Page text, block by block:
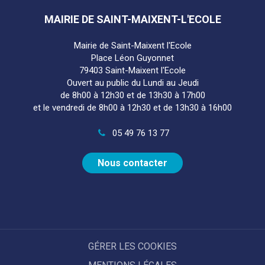
Facebook
MAIRIE DE SAINT-MAIXENT-L'ECOLE
Mairie de Saint-Maixent l'Ecole
Place Léon Guyonnet
79403 Saint-Maixent l'Ecole
Ouvert au public du Lundi au Jeudi
de 8h00 à 12h30 et de 13h30 à 17h00
et le vendredi de 8h00 à 12h30 et de 13h30 à 16h00
05 49 76 13 77
Nous contacter
GÉRER LES COOKIES